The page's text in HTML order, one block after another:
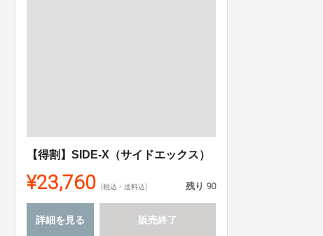
【得割】SIDE-X（サイドエックス）
¥23,760 (税込・送料込) 残り 90
詳細を見る 販売終了